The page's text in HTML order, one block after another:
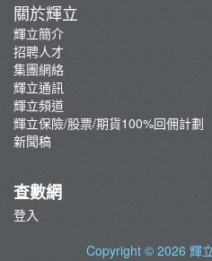
輝立証券開戶優惠總覽
關於輝立
輝立簡介
招聘人才
集團網絡
輝立通訊
輝立頻道
輝立保險/股票/期貨100%回佣計劃
新聞稿
查數網
登入
Copyright © 2026 輝